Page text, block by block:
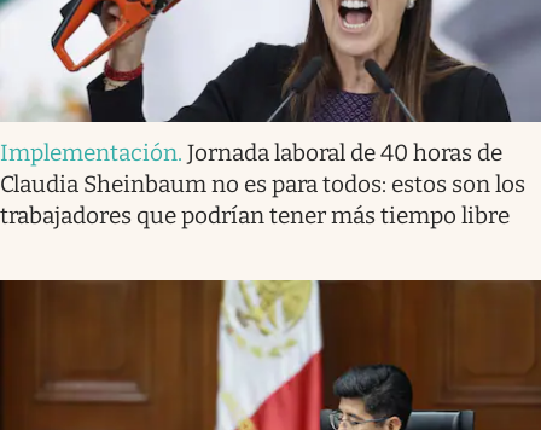
Implementación. Jornada laboral de 40 horas de
Claudia Sheinbaum no es para todos: estos son los
trabajadores que podrían tener más tiempo libre